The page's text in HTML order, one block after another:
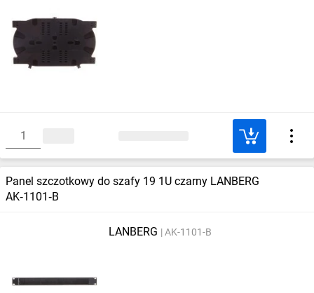
Panel szczotkowy do szafy 19 1U czarny LANBERG
AK‑1101‑B
LANBERG AK-1101-B